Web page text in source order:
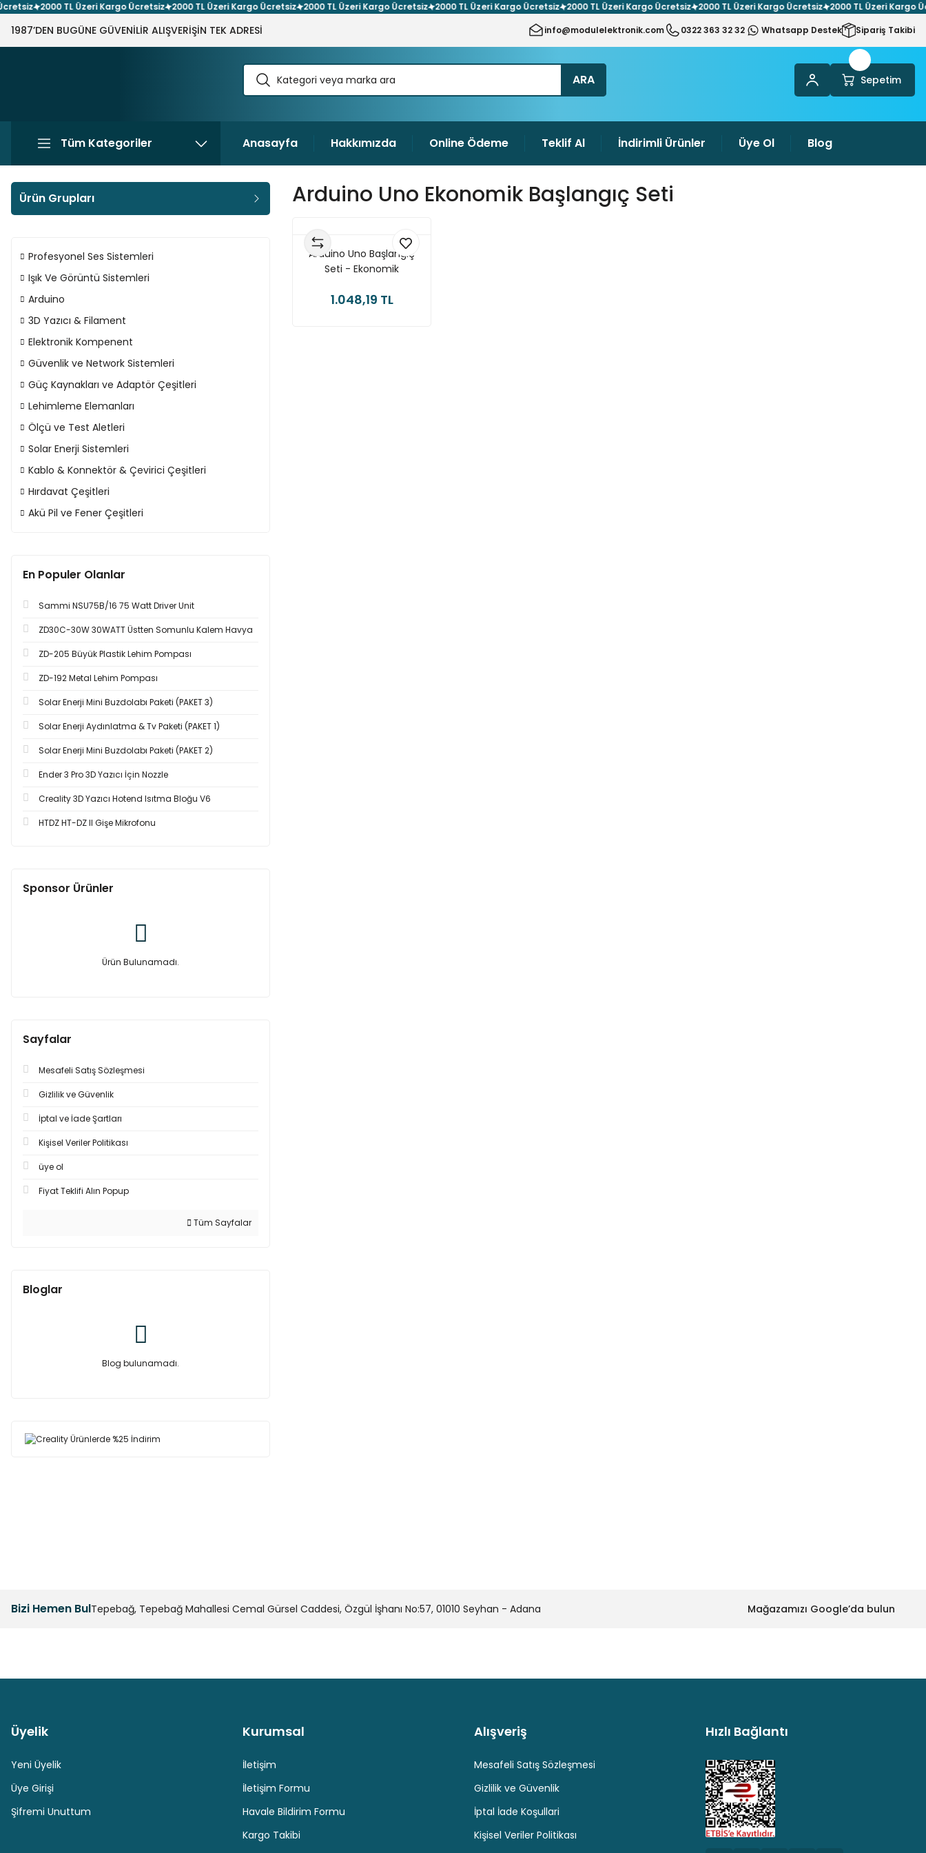
2000 TL Üzeri Kargo Ücretsiz 2000 TL Üzeri Kargo Ücretsiz 2000 TL Üzeri Kargo Ücretsiz 2000 TL Üzeri Kargo Ücretsiz 2000 TL Üzeri Kargo Ücretsiz 2000 TL Üzeri Kargo Ücretsiz 2000 TL Üzeri Kargo
1987’DEN BUGÜNE GÜVENİLİR ALIŞVERİŞİN TEK ADRESİ info@modulelektronik.com 0322 363 32 32 Whatsapp Destek Sipariş Takibi
ARA Sepetim
Tüm Kategoriler Anasayfa Hakkımızda Online Ödeme Teklif Al İndirimli Ürünler Üye Ol Blog
Ürün Grupları
Profesyonel Ses Sistemleri
Işık Ve Görüntü Sistemleri
Arduino
3D Yazıcı & Filament
Elektronik Kompenent
Güvenlik ve Network Sistemleri
Güç Kaynakları ve Adaptör Çeşitleri
Lehimleme Elemanları
Ölçü ve Test Aletleri
Solar Enerji Sistemleri
Kablo & Konnektör & Çevirici Çeşitleri
Hırdavat Çeşitleri
Akü Pil ve Fener Çeşitleri
En Populer Olanlar
Sammi NSU75B/16 75 Watt Driver Unit
ZD30C-30W 30WATT Üstten Somunlu Kalem Havya
ZD-205 Büyük Plastik Lehim Pompası
ZD-192 Metal Lehim Pompası
Solar Enerji Mini Buzdolabı Paketi (PAKET 3)
Solar Enerji Aydınlatma & Tv Paketi (PAKET 1)
Solar Enerji Mini Buzdolabı Paketi (PAKET 2)
Ender 3 Pro 3D Yazıcı İçin Nozzle
Creality 3D Yazıcı Hotend Isıtma Bloğu V6
HTDZ HT-DZ II Gişe Mikrofonu
Sponsor Ürünler
Ürün Bulunamadı.
Sayfalar
Mesafeli Satış Sözleşmesi
Gizlilik ve Güvenlik
İptal ve İade Şartları
Kişisel Veriler Politikası
üye ol
Fiyat Teklifi Alın Popup
Tüm Sayfalar
Bloglar
Blog bulunamadı.
Arduino Uno Ekonomik Başlangıç Seti
Arduino Uno Başlangıç
Seti - Ekonomik
1.048,19 TL
Bizi Hemen BulTepebağ, Tepebağ Mahallesi Cemal Gürsel Caddesi, Özgül İşhanı No:57, 01010 Seyhan - Adana Mağazamızı Google’da bulun
Güvenli Ödeme Hediyeli Ürün Seçenekleri
Üyelik
Yeni Üyelik
Üye Girişi
Şifremi Unuttum
Kurumsal
İletişim
İletişim Formu
Havale Bildirim Formu
Kargo Takibi
Alışveriş
Mesafeli Satış Sözleşmesi
Gizlilik ve Güvenlik
İptal İade Koşullari
Kişisel Veriler Politikası
Hızlı Bağlantı